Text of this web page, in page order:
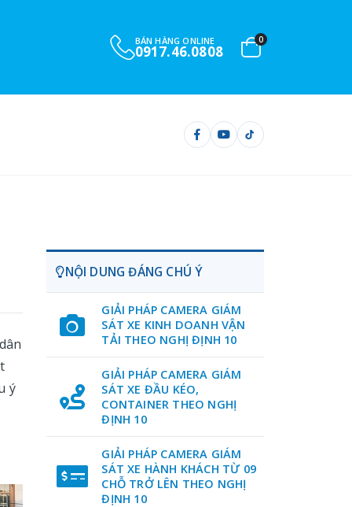
BÁN HÀNG ONLINE
0901.732.999
0
ý
NỘI DUNG ĐÁNG CHÚ Ý
GIẢI PHÁP CAMERA GIÁM
SÁT XE KINH DOANH VẬN
TẢI THEO NGHỊ ĐỊNH 10
GIẢI PHÁP CAMERA GIÁM
SÁT XE ĐẦU KÉO,
CONTAINER THEO NGHỊ
ĐỊNH 10
GIẢI PHÁP CAMERA GIÁM
SÁT XE HÀNH KHÁCH TỪ 09
CHỖ TRỞ LÊN THEO NGHỊ
ĐỊNH 10